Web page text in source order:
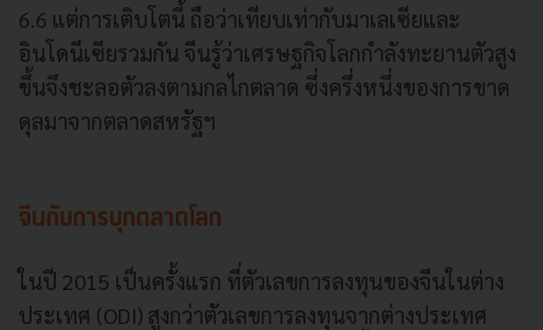
6.6 แต่การเติบโตนี้ ถือว่าเทียบเท่ากับมาเลเซียและ
อินโดนีเซียรวมกัน จีนรู้ว่าเศรษฐกิจโลกกำลังทะยานตัวสูง
ขึ้นจึงชะลอตัวลงตามกลไกตลาด ซึ่งครึ่งหนึ่งของการขาด
ดุลมาจากตลาดสหรัฐฯ
จีนกับการบุกตลาดโลก
ในปี 2015 เป็นครั้งแรก ที่ตัวเลขการลงทุนของจีนในต่าง
ประเทศ (ODI) สูงกว่าตัวเลขการลงทุนจากต่างประเทศ